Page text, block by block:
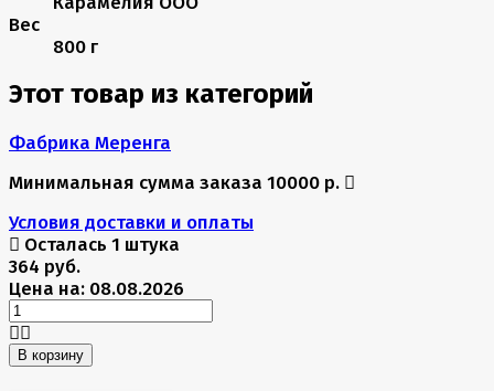
Вес
800 г
Этот товар из категорий
Фабрика Меренга
Минимальная сумма заказа 10000 р.
Условия доставки и оплаты
Осталась 1 штука
364 руб.
Цена на: 08.08.2026
В корзину